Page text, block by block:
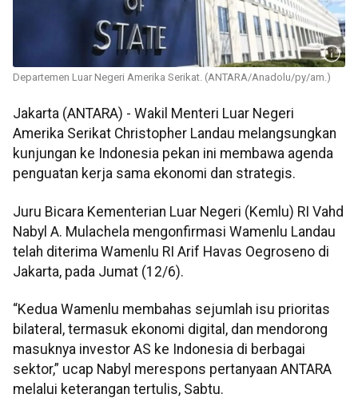
Departemen Luar Negeri Amerika Serikat. (ANTARA/Anadolu/py/am.)
Jakarta (ANTARA) - Wakil Menteri Luar Negeri
Amerika Serikat Christopher Landau melangsungkan
kunjungan ke Indonesia pekan ini membawa agenda
penguatan kerja sama ekonomi dan strategis.
Juru Bicara Kementerian Luar Negeri (Kemlu) RI Vahd
Nabyl A. Mulachela mengonfirmasi Wamenlu Landau
telah diterima Wamenlu RI Arif Havas Oegroseno di
Jakarta, pada Jumat (12/6).
“Kedua Wamenlu membahas sejumlah isu prioritas
bilateral, termasuk ekonomi digital, dan mendorong
masuknya investor AS ke Indonesia di berbagai
sektor,” ucap Nabyl merespons pertanyaan ANTARA
melalui keterangan tertulis, Sabtu.